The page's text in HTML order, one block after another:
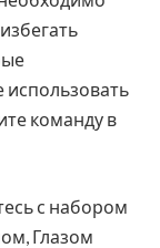
использовать
команду в
с набором
Глазом